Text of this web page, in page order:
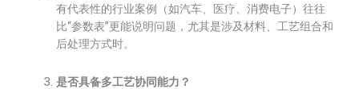
有代表性的行业案例（如汽车、医疗、消费电子）往往
比“参数表”更能说明问题，尤其是涉及材料、工艺组合和
后处理方式时。
是否具备多工艺协同能力？